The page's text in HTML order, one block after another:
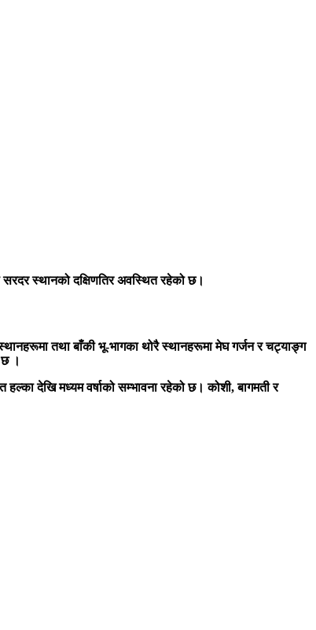
स्थानको दक्षिणतिर अवस्थित रहेको छ।
तथा बाँकी भू-भागका थोरै स्थानहरूमा मेघ गर्जन र चट्याङ्ग
छ ।
देखि मध्यम वर्षाको सम्भावना रहेको छ। कोशी, बागमती र